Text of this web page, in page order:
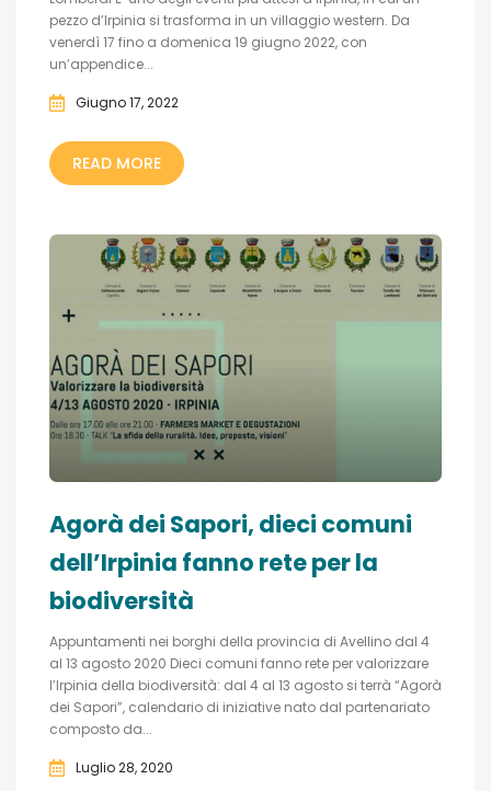
pezzo d’Irpinia si trasforma in un villaggio western. Da
venerdì 17 fino a domenica 19 giugno 2022, con
un’appendice...
Giugno 17, 2022
READ MORE
Agorà dei Sapori, dieci comuni
dell’Irpinia fanno rete per la
biodiversità
Appuntamenti nei borghi della provincia di Avellino dal 4
al 13 agosto 2020 Dieci comuni fanno rete per valorizzare
l’Irpinia della biodiversità: dal 4 al 13 agosto si terrà “Agorà
dei Sapori”, calendario di iniziative nato dal partenariato
composto da...
Luglio 28, 2020